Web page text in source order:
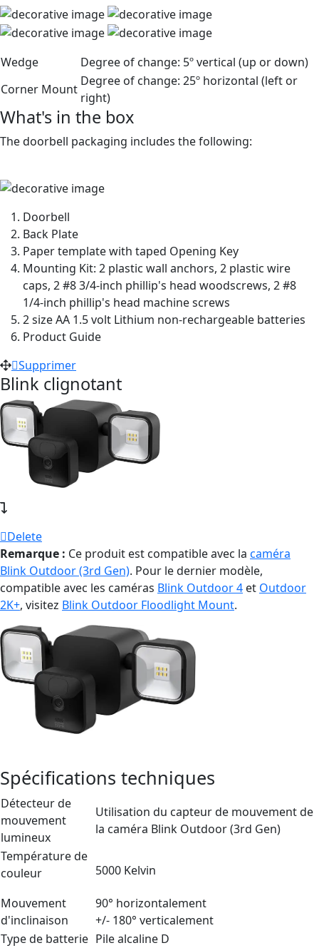
Wedge Degree of change: 5º vertical (up or down)
Corner Mount
Degree of change: 25º horizontal (left or
right)
What's in the box
The doorbell packaging includes the following:
Doorbell
Back Plate
Paper template with taped Opening Key
Mounting Kit: 2 plastic wall anchors, 2 plastic wire
caps, 2 #8 3/4-inch phillip's head woodscrews, 2 #8
1/4-inch phillip's head machine screws
2 size AA 1.5 volt Lithium non-rechargeable batteries
Product Guide
Supprimer
Blink clignotant
Delete
Remarque : Ce produit est compatible avec la caméra
Blink Outdoor (3rd Gen). Pour le dernier modèle,
compatible avec les caméras Blink Outdoor 4 et Outdoor
2K+, visitez Blink Outdoor Floodlight Mount.
Spécifications techniques
Détecteur de
mouvement
lumineux
Utilisation du capteur de mouvement de
la caméra Blink Outdoor (3rd Gen)
Température de
couleur
5000 Kelvin
Mouvement
d'inclinaison
90° horizontalement
+/- 180° verticalement
Type de batterie Pile alcaline D